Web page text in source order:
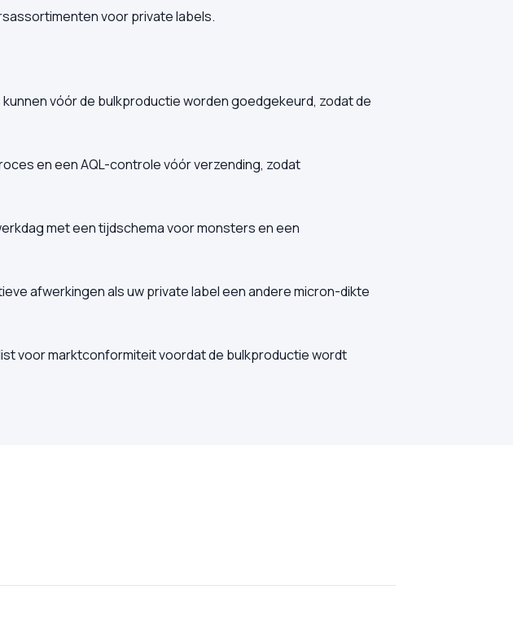
voor private labels.
vóór de bulkproductie worden goedgekeurd, zodat de
en een AQL-controle vóór verzending, zodat
met een tijdschema voor monsters en een
afwerkingen als uw private label een andere micron-dikte
voor marktconformiteit voordat de bulkproductie wordt